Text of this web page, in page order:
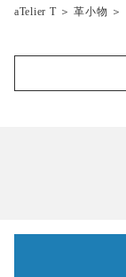
ブーツ
aTelier T＞革小物 ＞